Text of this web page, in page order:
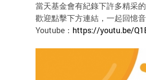
當天基金會有紀錄下許多精采
歡迎點擊下方連結，一起回憶
Youtube： https://youtu.be/